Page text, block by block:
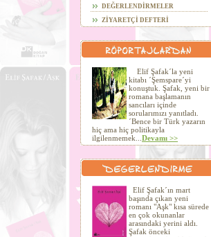
DEĞERLENDİRMELER
ZİYARETÇİ DEFTERİ
Elif Şafak´la yeni
kitabı ´Şemspare´yi
konuştuk. Şafak, yeni bir
romana başlamanın
sancıları içinde
sorularımızı yanıtladı.
´Bence bir Türk yazarın
hiç ama hiç politikayla
ilgilenmemek... Devamı >>
Elif Şafak´ın mart
başında çıkan yeni
romanı "Aşk" kısa sürede
en çok okunanlar
arasındaki yerini aldı.
Şafak önceki